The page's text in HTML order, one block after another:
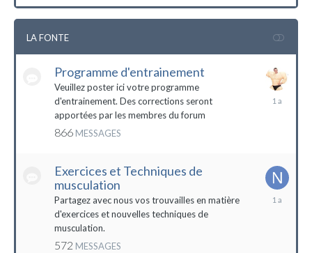
LA FONTE
Programme d'entrainement
Veuillez poster ici votre programme
d'entrainement. Des corrections seront
apportées par les membres du forum
866 MESSAGES
20
Exercices et Techniques de
musculation
Partagez avec nous vos trouvailles en matière
d'exercices et nouvelles techniques de
musculation.
572 MESSAGES
25